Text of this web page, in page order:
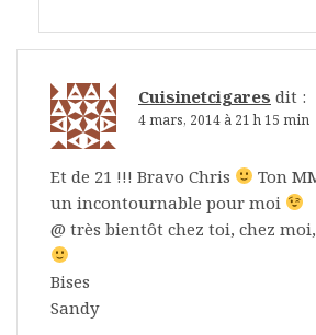
Cuisinetcigares dit :
4 mars, 2014 à 21 h 15 min
Et de 21 !!! Bravo Chris
Ton
un incontournable pour moi
@ très bientôt chez toi, chez
Bises
Sandy